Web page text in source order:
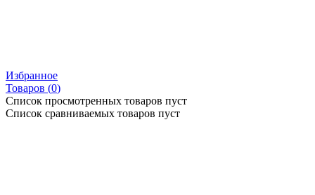
Избранное
Товаров (0)
Список просмотренных товаров пуст
Список сравниваемых товаров пуст